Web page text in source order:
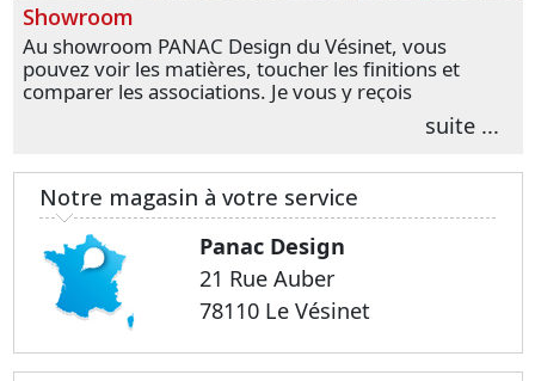
Showroom
Au showroom PANAC Design du Vésinet, vous
pouvez voir les matières, toucher les finitions et
comparer les associations. Je vous y reçois
personnellement pour parler de votre projet et
transformer vos premières idées en choix plussuite ...
Notre magasin à votre service
Panac Design
21 Rue Auber
78110 Le Vésinet